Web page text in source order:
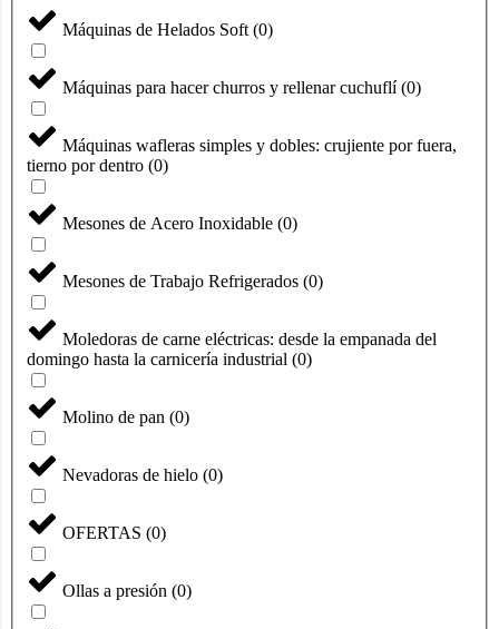
Máquinas de Helados Soft (0)
Máquinas para hacer churros y rellenar cuchuflí (0)
Máquinas wafleras simples y dobles: crujiente por fuera,
tierno por dentro (0)
Mesones de Acero Inoxidable (0)
Mesones de Trabajo Refrigerados (0)
Moledoras de carne eléctricas: desde la empanada del
domingo hasta la carnicería industrial (0)
Molino de pan (0)
Nevadoras de hielo (0)
OFERTAS (0)
Ollas a presión (0)